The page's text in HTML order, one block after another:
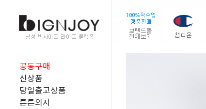
공동구매
신상품
당일출고상품
튼튼의자